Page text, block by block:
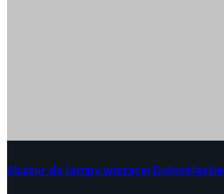
Abażur do lampy wiszącej Dolnośląskie